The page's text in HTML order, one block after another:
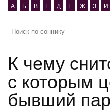
А Б В Г Д Е Ж З И
К чему снится сонник к чему снится бывший парень
с которым
бывший